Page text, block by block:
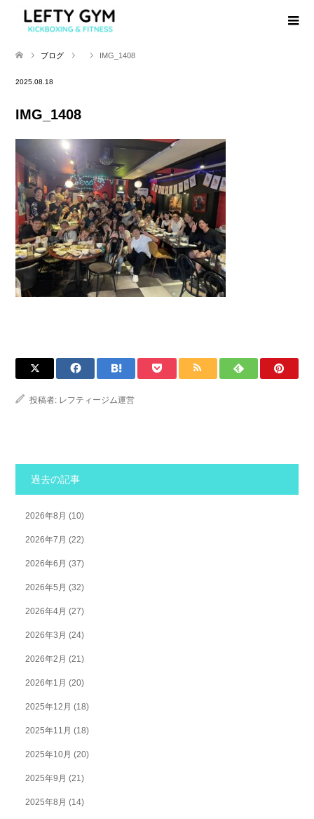
ブログ IMG_1408
2025.08.18
IMG_1408
投稿者: レフティージム運営
過去の記事
2026年8月 (10)
2026年7月 (22)
2026年6月 (37)
2026年5月 (32)
2026年4月 (27)
2026年3月 (24)
2026年2月 (21)
2026年1月 (20)
2025年12月 (18)
2025年11月 (18)
2025年10月 (20)
2025年9月 (21)
2025年8月 (14)